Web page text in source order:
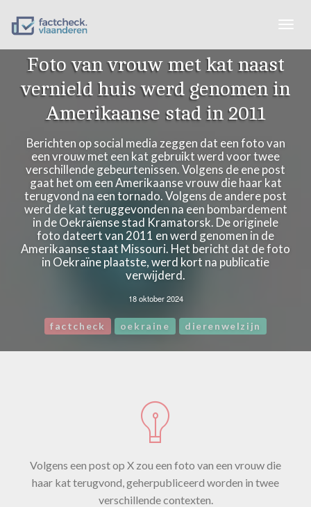
Foto van vrouw met kat naast
vernield huis werd genomen in
Amerikaanse stad in 2011
Berichten op social media zeggen dat een foto van
een vrouw met een kat gebruikt werd voor twee
verschillende gebeurtenissen. Volgens de ene post
gaat het om een Amerikaanse vrouw die haar kat
terugvond na een tornado. Volgens de andere post
werd de kat teruggevonden na een bombardement
in de Oekraïense stad Kramatorsk. De originele
foto dateert van 2011 en werd genomen in de
Amerikaanse staat Missouri. Het bericht dat de foto
in Oekraïne plaatste, werd kort na publicatie
verwijderd.
18 oktober 2024
factcheck oekraine dierenwelzijn
Volgens een post op X zou een foto van een vrouw die
haar kat terugvond, geherpubliceerd worden in twee
verschillende contexten.